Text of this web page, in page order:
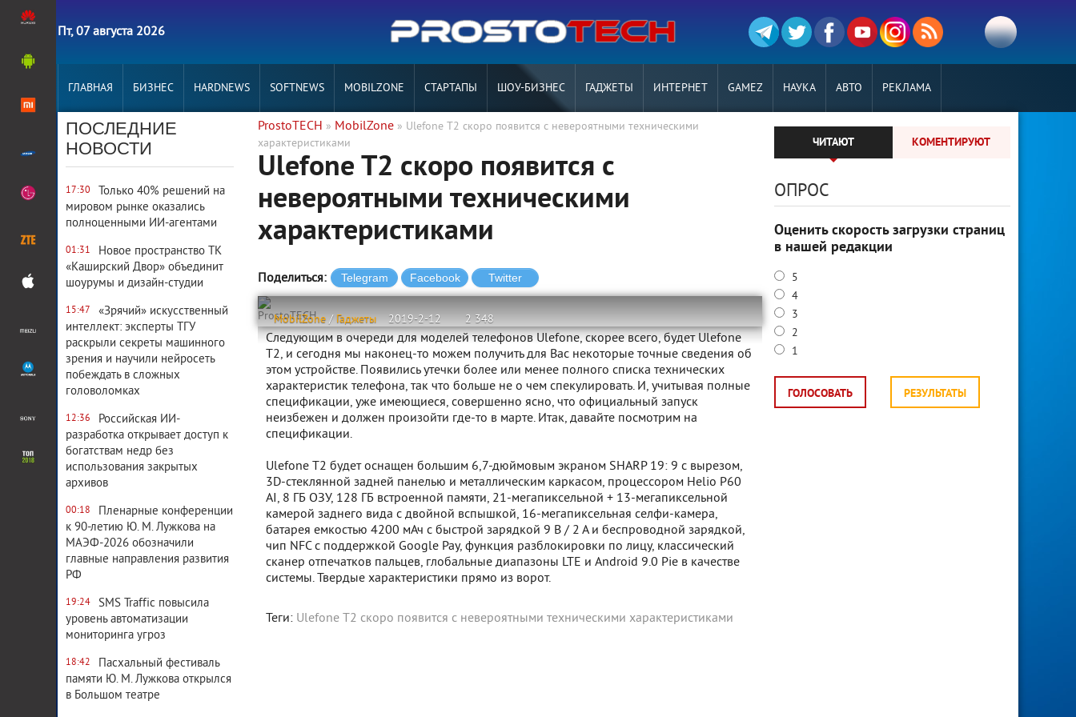
Пт, 07 августа 2026
ГЛАВНАЯ БИЗНЕС HARDNEWS SOFTNEWS MOBILZONE СТАРТАПЫ ШОУ-БИЗНЕС ГАДЖЕТЫ ИНТЕРНЕТ GAMEZ НАУКА АВТО РЕКЛАМА
ПОСЛЕДНИЕ
НОВОСТИ
17:30
Только 40% решений на
мировом рынке оказались
полноценными ИИ-агентами
01:31
Новое пространство ТК
«Каширский Двор» объединит
шоурумы и дизайн-студии
15:47
«Зрячий» искусственный
интеллект: эксперты ТГУ
раскрыли секреты машинного
зрения и научили нейросеть
побеждать в сложных
головоломках
12:36
Российская ИИ-
разработка открывает доступ к
богатствам недр без
использования закрытых
архивов
00:18
Пленарные конференции
к 90-летию Ю. М. Лужкова на
МАЭФ-2026 обозначили
главные направления развития
РФ
19:24
SMS Traffic повысила
уровень автоматизации
мониторинга угроз
18:42
Пасхальный фестиваль
памяти Ю. М. Лужкова открылся
в Большом театре
ProstoTECH » MobilZone » Ulefone T2 скоро появится с невероятными техническими
характеристиками
Ulefone T2 скоро появится с
невероятными техническими
характеристиками
Поделиться:
MobilZone / Гаджеты 2019-2-12 2 348
ProstoTECH
Следующим в очереди для моделей телефонов Ulefone, скорее всего, будет Ulefone
T2, и сегодня мы наконец-то можем получить для Вас некоторые точные сведения об
этом устройстве. Появились утечки более или менее полного списка технических
характеристик телефона, так что больше не о чем спекулировать. И, учитывая полные
спецификации, уже имеющиеся, совершенно ясно, что официальный запуск
неизбежен и должен произойти где-то в марте. Итак, давайте посмотрим на
спецификации.
Ulefone T2 будет оснащен большим 6,7-дюймовым экраном SHARP 19: 9 с вырезом,
3D-стеклянной задней панелью и металлическим каркасом, процессором Helio P60
AI, 8 ГБ ОЗУ, 128 ГБ встроенной памяти, 21-мегапиксельной + 13-мегапиксельной
камерой заднего вида с двойной вспышкой, 16-мегапиксельная селфи-камера,
батарея емкостью 4200 мАч с быстрой зарядкой 9 В / 2 А и беспроводной зарядкой,
чип NFC с поддержкой Google Pay, функция разблокировки по лицу, классический
сканер отпечатков пальцев, глобальные диапазоны LTE и Android 9.0 Pie в качестве
системы. Твердые характеристики прямо из ворот.
Теги: Ulefone T2 скоро появится с невероятными техническими характеристиками
ЧИТАЮТ КОМЕНТИРУЮТ
ОПРОС
Оценить скорость загрузки страниц
в нашей редакции
5
4
3
2
1
ГОЛОСОВАТЬ РЕЗУЛЬТАТЫ